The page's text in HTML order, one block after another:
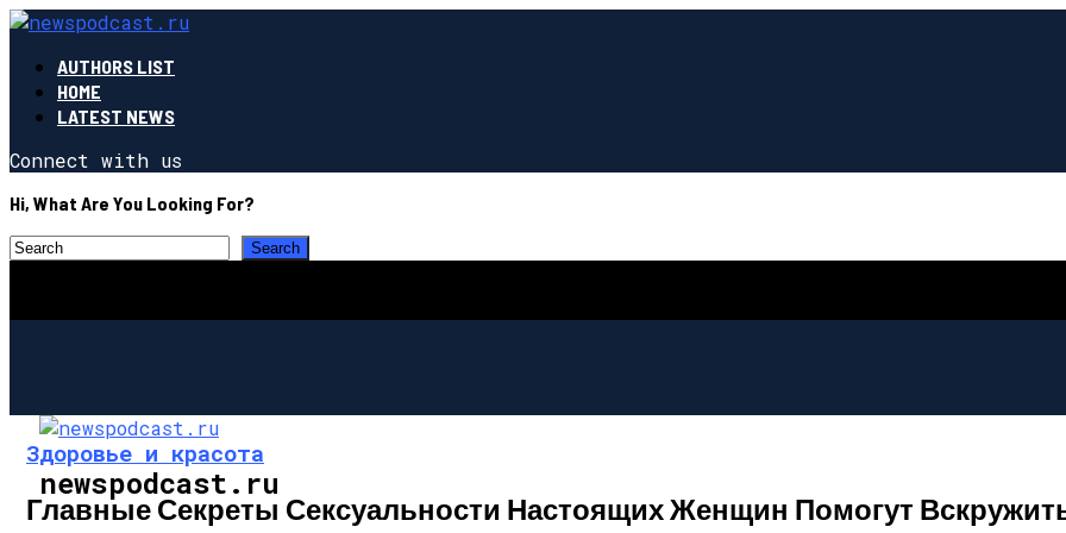
AUTHORS LIST
HOME
LATEST NEWS
Connect with us
Hi, What Are You Looking For?
newspodcast.ru
Здоровье и красота
Главные Секреты Сексуальности Настоящих Женщин Помогут